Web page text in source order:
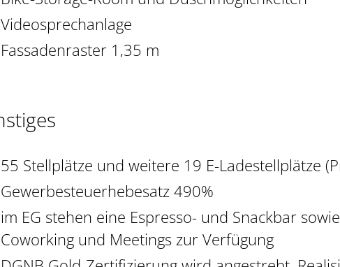
Videosprechanlage
Fassadenraster 1,35 m
55 Stellplätze und weitere 19 E-Ladestellplätze
Gewerbesteuerhebesatz 490%
im EG stehen eine Espresso- und Snackbar
Coworking und Meetings zur Verfügung